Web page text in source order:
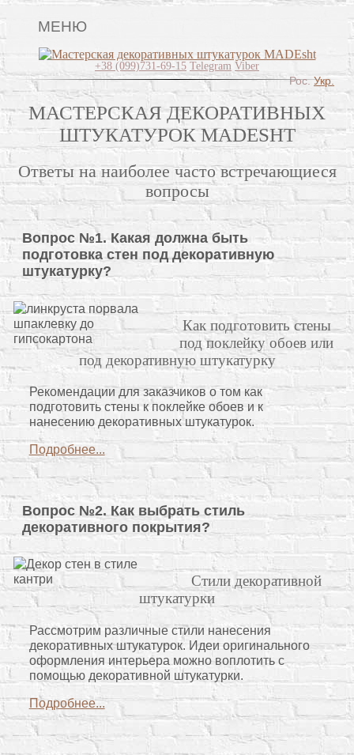
МЕНЮ
Главная
Виды штукатурок
Поклейка обоев
Lincrusta
Картины
Декоративные панно
Видео
Вопрос-ответ
О нас
Контакты
+38 (099)731-69-15 Telegram Viber
МАСТЕРСКАЯ ДЕКОРАТИВНЫХ
ШТУКАТУРОК MADESHT
Ответы на наиболее часто встречающиеся
вопросы
Вопрос №1. Какая должна быть
подготовка стен под декоративную
штукатурку?
Как подготовить стены
под поклейку обоев или
под декоративную штукатурку
Рекомендации для заказчиков о том как
подготовить стены к поклейке обоев и к
нанесению декоративных штукатурок.
Подробнее...
Вопрос №2. Как выбрать стиль
декоративного покрытия?
Стили декоративной
штукатурки
Рассмотрим различные стили нанесения
декоративных штукатурок. Идеи оригинального
оформления интерьера можно воплотить с
помощью декоративной штукатурки.
Подробнее...
Рос.Укр.